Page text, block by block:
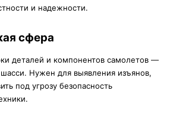
и надежности.
сфера
деталей и компонентов самолетов —
Нужен для выявления изъянов,
под угрозу безопасность